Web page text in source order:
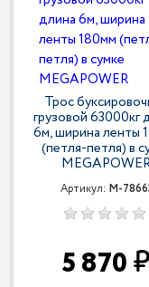
Трос
грузовой 63000кг
6м, ширина ленты
(петля-петля) в
Артикул: M-
5 870